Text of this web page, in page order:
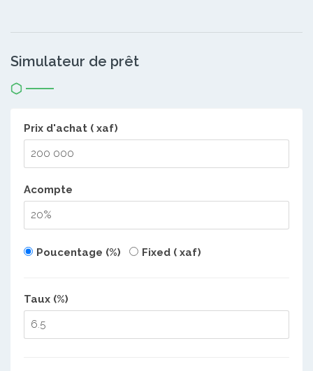
Simulateur de prêt
Prix d'achat ( xaf)
Acompte
Poucentage (%) Fixed ( xaf)
Taux (%)